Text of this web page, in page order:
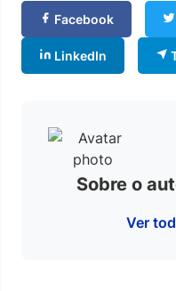
Facebook
LinkedIn
Sobre o
Ver